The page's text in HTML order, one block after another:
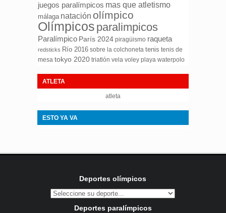
juegos paralímpicos mas que atletismo
málaga natación olímpico
Olímpicos paralimpicos
Paralímpico París 2024 piragüismo raqueta
redsticks Río 2016 sobre la colchoneta tenis tenis de
mesa tokyo 2020 triatlón vela voley playa waterpolo
ATLETA
atleta
ESTO YA VA
Deportes olímpicos
Deportes paralímpicos